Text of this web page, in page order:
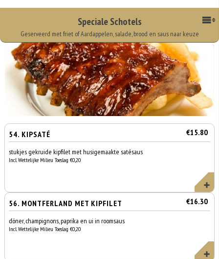
Speciale Schotels
Geserveerd met friet of Aardappelen, salade, brood en saus naar keuze
54. KIPSATÉ €15.80
stukjes gekruide kipfilet met husigemaakte satésaus
Incl. Wettelijke Milieu Toeslag €0,20
56. MONTFERLAND MET KIPFILET €16.30
döner, champignons, paprika en ui in roomsaus
Incl. Wettelijke Milieu Toeslag €0,20